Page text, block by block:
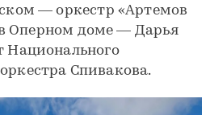
— оркестр «Артемов
Оперном доме — Дарья
Национального
Спивакова.